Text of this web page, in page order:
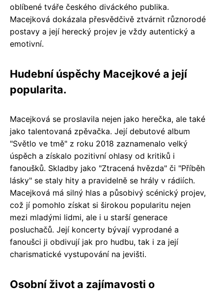
oblíbené tváře českého diváckého publika.
Macejková dokázala přesvědčivě ztvárnit různorodé
postavy a její herecký projev je vždy autentický a
emotivní.
Hudební úspěchy Macejkové a její
popularita.
Macejková se proslavila nejen jako herečka, ale také
jako talentovaná zpěvačka. Její debutové album
"Světlo ve tmě" z roku 2018 zaznamenalo velký
úspěch a získalo pozitivní ohlasy od kritiků i
fanoušků. Skladby jako "Ztracená hvězda" či "Příběh
lásky" se staly hity a pravidelně se hrály v rádiích.
Macejková má silný hlas a působivý scénický projev,
což jí pomohlo získat si širokou popularitu nejen
mezi mladými lidmi, ale i u starší generace
posluchačů. Její koncerty bývají vyprodané a
fanoušci ji obdivují jak pro hudbu, tak i za její
charismatické vystupování na jevišti.
Osobní život a zajímavosti o